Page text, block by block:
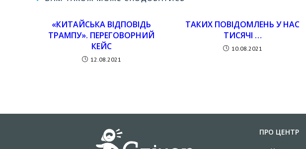
«КИТАЙСЬКА ВІДПОВІДЬ
ТРАМПУ». ПЕРЕГОВОРНИЙ
КЕЙС
12.08.2021
ТАКИХ ПОВІДОМЛЕНЬ У НАС
ТИСЯЧІ …
10.08.2021
ПРО ЦЕНТР